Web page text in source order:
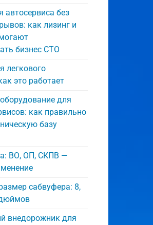
автосервиса без
как лизинг и
бизнес СТО
легкового
это работает
для
как правильно
базу
ВО, ОП, СКПВ —
сабвуфера: 8,
внедорожник для